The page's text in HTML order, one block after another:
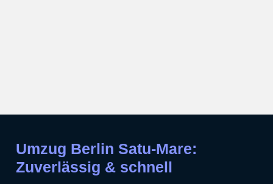
Umzug Berlin Satu-Mare:
Zuverlässig & schnell